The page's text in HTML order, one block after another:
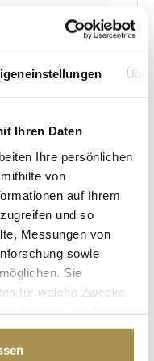
Ihren Daten
Ihre persönlichen
von
auf Ihrem
und so
Messungen von
sowie
Sie
für welche Zwecke
auf das Privacy